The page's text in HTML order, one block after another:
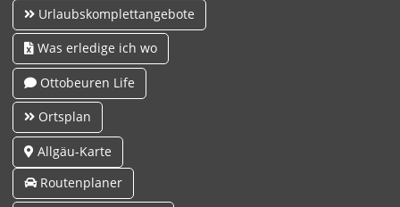
Urlaubskomplettangebote
Was erledige ich wo
Ottobeuren Life
Ortsplan
Allgäu-Karte
Routenplaner